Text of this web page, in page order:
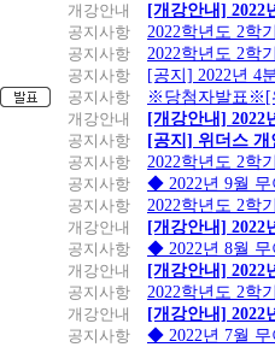
개강안내
[개강안내] 2022
공지사항
2022학년도 2학
공지사항
2022학년도 2학
공지사항
[공지] 2022년 4
공지사항
※당첨자발표※[
개강안내
[개강안내] 2022
공지사항
[공지] 위더스 개
공지사항
2022학년도 2학
공지사항
◆ 2022년 9월
공지사항
2022학년도 2학
개강안내
[개강안내] 2022
공지사항
◆ 2022년 8월
개강안내
[개강안내] 2022
공지사항
2022학년도 2학
개강안내
[개강안내] 2022
공지사항
◆ 2022년 7월